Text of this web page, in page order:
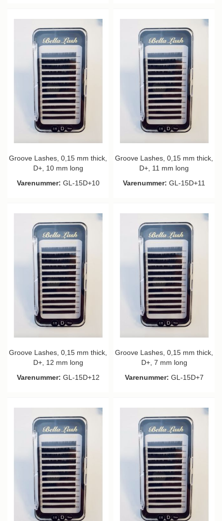
Groove Lashes, 0,15 mm thick,
D+, 10 mm long
Varenummer: GL-15D+10
Groove Lashes, 0,15 mm thick,
D+, 11 mm long
Varenummer: GL-15D+11
Groove Lashes, 0,15 mm thick,
D+, 12 mm long
Varenummer: GL-15D+12
Groove Lashes, 0,15 mm thick,
D+, 7 mm long
Varenummer: GL-15D+7